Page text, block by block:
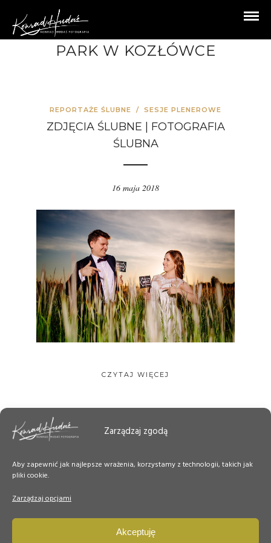
Zarządzaj zgodą
Aby zapewnić jak najlepsze wrażenia, korzystamy z technologii, takich jak
pliki cookie.
Zarządzaj opcjami
Akceptuję
PARK W KOZŁÓWCE
REPORTAŻE ŚLUBNE / SESJE PLENEROWE
ZDJĘCIA ŚLUBNE | FOTOGRAFIA
ŚLUBNA
16 maja 2018
CZYTAJ WIĘCEJ